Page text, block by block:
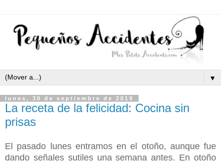
▼
lunes, 30 de septiembre de 2019
La receta de la felicidad: Cocina sin
prisas
El pasado lunes entramos en el otoño, aunque fue
dando señales sutiles una semana antes. En otoño